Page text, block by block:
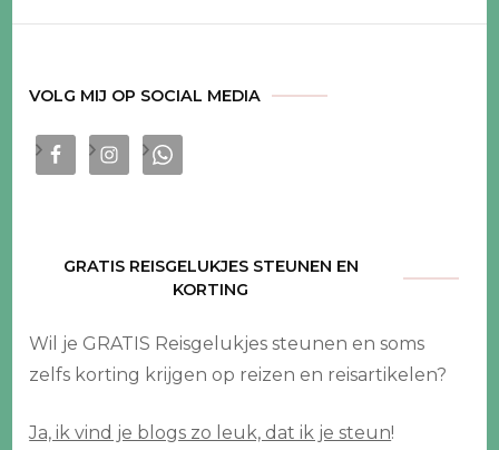
VOLG MIJ OP SOCIAL MEDIA
GRATIS REISGELUKJES STEUNEN EN
KORTING
Wil je GRATIS Reisgelukjes steunen en soms
zelfs korting krijgen op reizen en reisartikelen?
Ja, ik vind je blogs zo leuk, dat ik je steun!